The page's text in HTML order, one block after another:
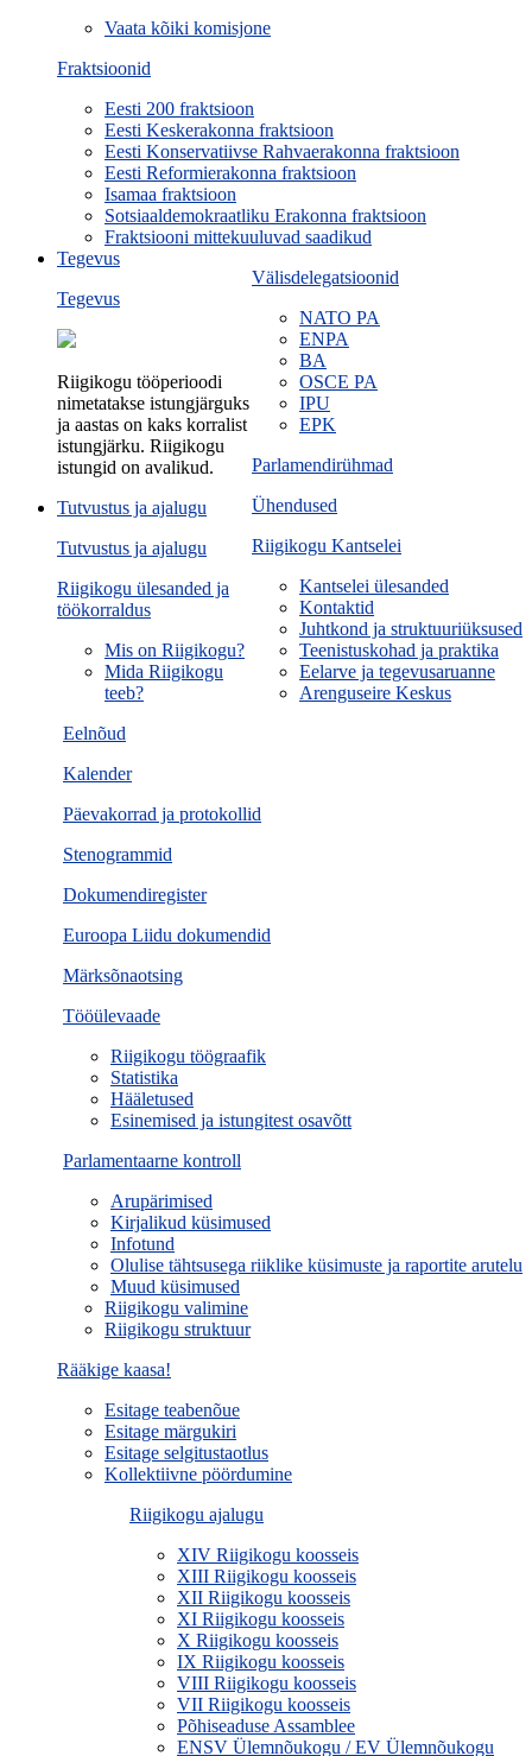
Vaata kõiki komisjone
Fraktsioonid
Eesti 200 fraktsioon
Eesti Keskerakonna fraktsioon
Eesti Konservatiivse Rahvaerakonna fraktsioon
Eesti Reformierakonna fraktsioon
Isamaa fraktsioon
Sotsiaaldemokraatliku Erakonna fraktsioon
Fraktsiooni mittekuuluvad saadikud
Välisdelegatsioonid
NATO PA
ENPA
BA
OSCE PA
IPU
EPK
Parlamendirühmad
Ühendused
Riigikogu Kantselei
Kantselei ülesanded
Kontaktid
Juhtkond ja struktuuriüksused
Teenistuskohad ja praktika
Eelarve ja tegevusaruanne
Arenguseire Keskus
Tegevus
Tegevus
Riigikogu tööperioodi
nimetatakse istungjärguks
ja aastas on kaks korralist
istungjärku. Riigikogu
istungid on avalikud.
Eelnõud
Kalender
Päevakorrad ja protokollid
Stenogrammid
Dokumendiregister
Euroopa Liidu dokumendid
Märksõnaotsing
Tööülevaade
Riigikogu töögraafik
Statistika
Hääletused
Esinemised ja istungitest osavõtt
Parlamentaarne kontroll
Arupärimised
Kirjalikud küsimused
Infotund
Olulise tähtsusega riiklike küsimuste ja raportite arutelu
Muud küsimused
Tutvustus ja ajalugu
Tutvustus ja ajalugu
Riigikogu ülesanded ja
töökorraldus
Mis on Riigikogu?
Mida Riigikogu
teeb?
Riigikogu valimine
Riigikogu struktuur
Rääkige kaasa!
Esitage teabenõue
Esitage märgukiri
Esitage selgitustaotlus
Kollektiivne pöördumine
Riigikogu ajalugu
XIV Riigikogu koosseis
XIII Riigikogu koosseis
XII Riigikogu koosseis
XI Riigikogu koosseis
X Riigikogu koosseis
IX Riigikogu koosseis
VIII Riigikogu koosseis
VII Riigikogu koosseis
Põhiseaduse Assamblee
ENSV Ülemnõukogu / EV Ülemnõukogu